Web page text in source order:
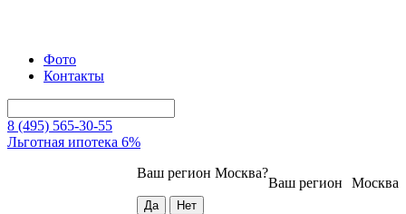
Фото
Контакты
8 (495) 565-30-55
Льготная ипотека 6%
Москва
Ваш регион
Ваш регион Москва?